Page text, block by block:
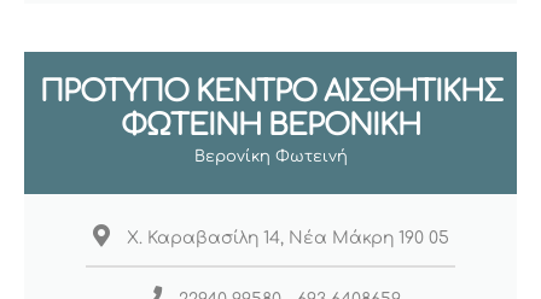
ΠΡΟΤΥΠΟ ΚΕΝΤΡΟ ΑΙΣΘΗΤΙΚΗΣ
ΦΩΤΕΙΝΗ ΒΕΡΟΝΙΚΗ
Βερονίκη Φωτεινή
X. Καραβασίλη 14, Νέα Μάκρη 190 05